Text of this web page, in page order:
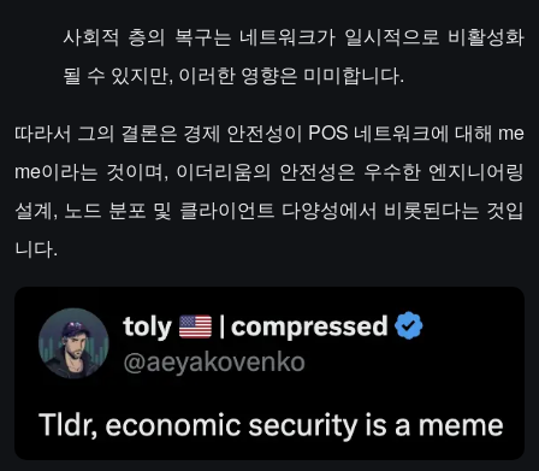
사회적 층의 복구는 네트워크가 일시적으로 비활성화
될 수 있지만, 이러한 영향은 미미합니다.
따라서 그의 결론은 경제 안전성이 POS 네트워크에 대해 me
me이라는 것이며, 이더리움의 안전성은 우수한 엔지니어링
설계, 노드 분포 및 클라이언트 다양성에서 비롯된다는 것입
니다.